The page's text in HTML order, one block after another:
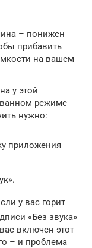
– понижен
прибавить
на вашем
у этой
режиме
нужно:
приложения
у вас горит
«Без звука»
включен этот
– и проблема